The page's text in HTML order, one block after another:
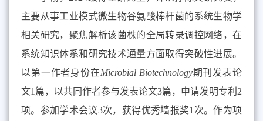
主要从事工业模式微生物谷氨酸棒杆菌的系统生物学
相关研究，聚焦解析该菌株的全局转录调控网络，在
系统知识体系和研究技术通量方面取得突破性进展。
以第一作者身份在Microbial Biotechnology期刊发表论
文1篇，以共同作者参与发表论文3篇，申请发明专利2
项。参加学术会议3次，获得优秀墙报奖1次。作为项